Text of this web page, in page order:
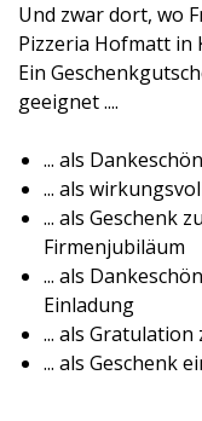
Und zwar dort, wo
Pizzeria Hofmatt in
Ein
geeignet ....
... als
... als
... als Geschenk
Firmenjubiläum
... als
Einladung
... als
... als Geschenk